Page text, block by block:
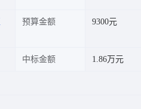
预算金额 9300元
中标金额 1.86万元